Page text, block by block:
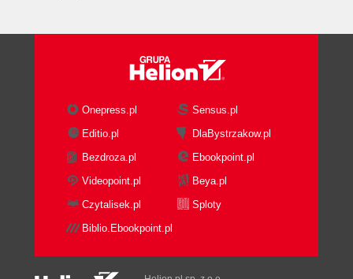
Onepress.pl
Sensus.pl
Editio.pl
DlaBystrzakow.pl
Bezdroza.pl
Ebookpoint.pl
Videopoint.pl
Beya.pl
Czytalisek.pl
Sploty
Biblio.Ebookpoint.pl